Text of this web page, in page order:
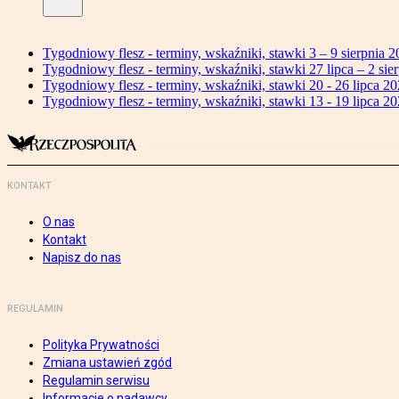
Tygodniowy flesz - terminy, wskaźniki, stawki 3 – 9 sierpnia
Tygodniowy flesz - terminy, wskaźniki, stawki 27 lipca – 2
Tygodniowy flesz - terminy, wskaźniki, stawki 20 - 26 lipca
Tygodniowy flesz - terminy, wskaźniki, stawki 13 - 19 lipca
KONTAKT
O nas
Kontakt
Napisz do nas
REGULAMIN
Polityka Prywatności
Zmiana ustawień zgód
Regulamin serwisu